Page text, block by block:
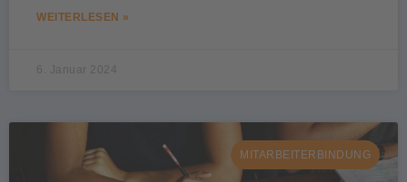
WEITERLESEN »
6. Januar 2024
MITARBEITERBINDUNG